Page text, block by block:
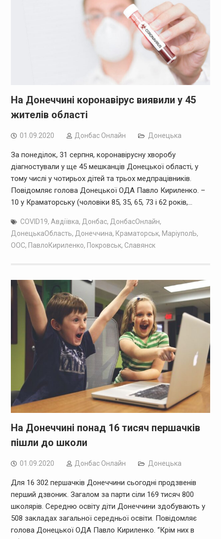
На Донеччині коронавірус виявили у 45
жителів області
01.09.2020 Дoнбас Онлайн Донецька
За понеділок, 31 серпня, коронавірусну хворобу
діагностували у ще 45 мешканців Донецької області, у
тому числі у чотирьох дітей та трьох медпрацівників.
Повідомляє голова Донецької ОДА Павло Кириленко. –
10 у Краматорську (чоловіки 85, 35, 65, 73 і 62 років,…
COVID19, Авдіївка, Донбас, ДонбасОнлайн,
ДонецькаОбласть, Донеччина, Краматорськ, МаріуполЬ,
ООС, ПавлоКириленко, Покровськ, Славянск
На Донеччині понад 16 тисяч першачків
пішли до школи
01.09.2020 Дoнбас Онлайн Донецька
Для 16 302 першачків Донеччини сьогодні продзвенів
перший дзвоник. Загалом за парти сіли 169 тисяч 800
школярів. Середню освіту діти Донеччини здобувають у
508 закладах загальної середньої освіти. Повідомляє
голова Донецької ОДА Павло Кириленко. “Крім них в